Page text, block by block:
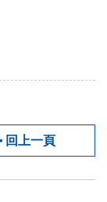
回上一頁